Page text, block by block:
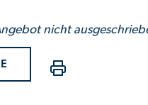
nicht